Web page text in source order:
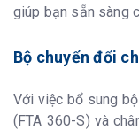
giúp bạn sẵn sàng
Bộ chuyển đổi
Với việc bổ sung
(FTA 360-S) và